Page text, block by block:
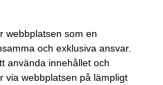
webbplatsen som en
och exklusiva ansvar.
använda innehållet och
via webbplatsen på lämpligt